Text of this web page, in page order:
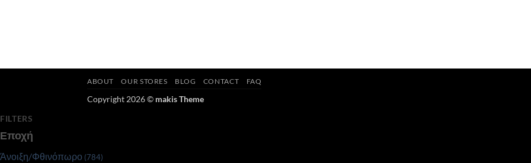
ABOUT OUR STORES BLOG CONTACT FAQ
Copyright 2026 © makis Theme
FILTERS
Εποχή
Άνοιξη/Φθινόπωρο (784)